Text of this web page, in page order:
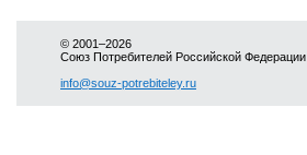
© 2001–2026
Союз Потребителей Российской Федерации
info@souz-potrebiteley.ru